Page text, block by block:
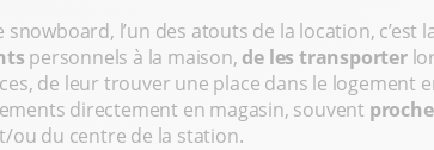
snowboard, l’un des atouts de la location, c’est
personnels à la maison, de les transporter
de leur trouver une place dans le logement
directement en magasin, souvent
ou du centre de la station.